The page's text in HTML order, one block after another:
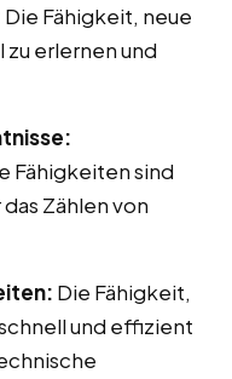
Die Fähigkeit, neue
erlernen und
Fähigkeiten sind
Zählen von
Die Fähigkeit,
und effizient